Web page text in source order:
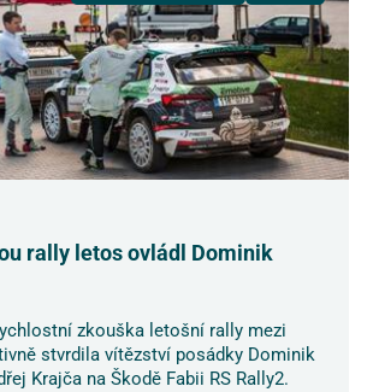
rally letos ovládl Dominik
zkouška letošní rally mezi
stvrdila vítězství posádky Dominik
Krajča na Škodě Fabii RS Rally2.